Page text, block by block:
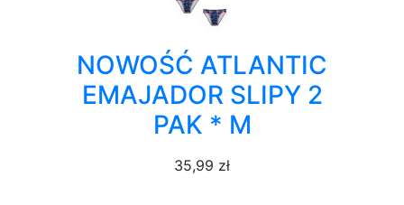
NOWOŚĆ ATLANTIC
EMAJADOR SLIPY 2
PAK * M
35,99 zł